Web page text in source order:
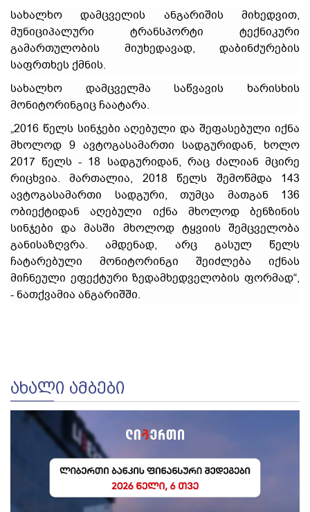
სახალხო დამცველის ანგარიშის მიხედვით,
მუნიციპალური ტრანსპორტი ტექნიკური
გამართულობის მიუხედავად, დაბინძურების
საფრთხეს ქმნის.
სახალხო დამცველმა საწვავის ხარისხის
მონიტორინგიც ჩაატარა.
„2016 წელს სინჯები აღებული და შეფასებული იქნა
მხოლოდ 9 ავტოგასამართი სადგურიდან, ხოლო
2017 წელს - 18 სადგურიდან, რაც ძალიან მცირე
რიცხვია. მართალია, 2018 წელს შემოწმდა 143
ავტოგასამართი სადგური, თუმცა მათგან 136
ობიექტიდან აღებული იქნა მხოლოდ ბენზინის
სინჯები და მასში მხოლოდ ტყვიის შემცველობა
განისაზღვრა. ამდენად, არც გასულ წელს
ჩატარებული მონიტორინგი შეიძლება იქნას
მიჩნეული ეფექტური ზედამხედველობის ფორმად“,
- ნათქვამია ანგარიშში.
ᲐᲮᲐᲚᲘ ᲐᲛᲑᲔᲑᲘ